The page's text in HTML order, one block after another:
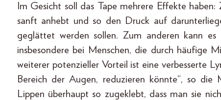
Im Gesicht soll das Tape mehrere Effekte
sanft anhebt und so den Druck auf
geglättet werden sollen. Zum anderen kann es
insbesondere bei Menschen, die durch häufige
weiterer potenzieller Vorteil ist eine verbesserte
Bereich der Augen, reduzieren könnte“, so
Lippen überhaupt so zugeklebt, dass man sie